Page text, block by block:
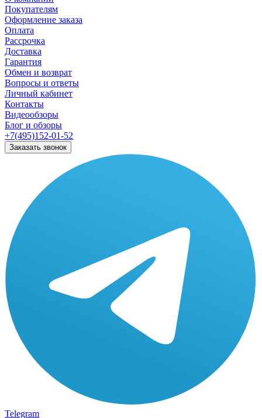
Покупателям
Оформление заказа
Оплата
Рассрочка
Доставка
Гарантия
Обмен и возврат
Вопросы и ответы
Личный кабинет
Контакты
Видеообзоры
Блог и обзоры
+7(495)152-01-52
Заказать звонок
Telegram